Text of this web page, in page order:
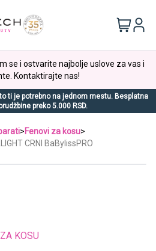
se i ostvarite najbolje uslove za vas i
Kontaktirajte nas!
ti je potrebno na jednom mestu. Besplatna
preko 5.000 RSD.
>Fenovi za kosu>
CRNI BaBylissPRO
KOSU